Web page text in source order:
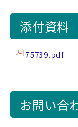
添付資料
75739.pdf
お問い合